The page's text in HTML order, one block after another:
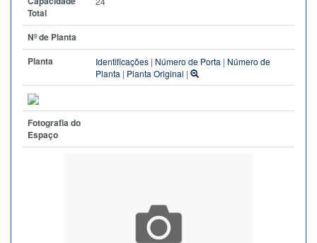
Total
Nº de Planta
Planta
Identificações | Número de Porta | Número de
Planta | Planta Original |
Fotografia do
Espaço